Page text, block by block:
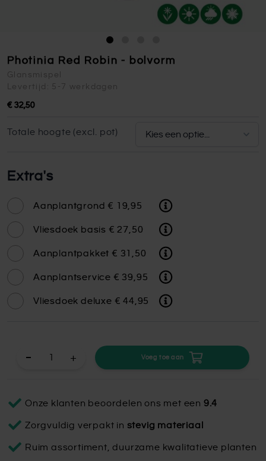
Photinia Red Robin - bolvorm
Glansmispel
Levertijd: 5-7 werkdagen
€ 32,50
Totale hoogte (excl. pot)
Extra's
Aanplantgrond € 19,95
Vliesdoek basis € 27,50
Aanplantpakket € 31,50
Aanplantservice € 39,95
Vliesdoek deluxe € 44,95
+ Voeg toe aan
Onze klanten beoordelen ons met een 9.4
Zorgvuldig verpakt in stevig materiaal
Ruim assortiment, duurzame kwalitatieve planten